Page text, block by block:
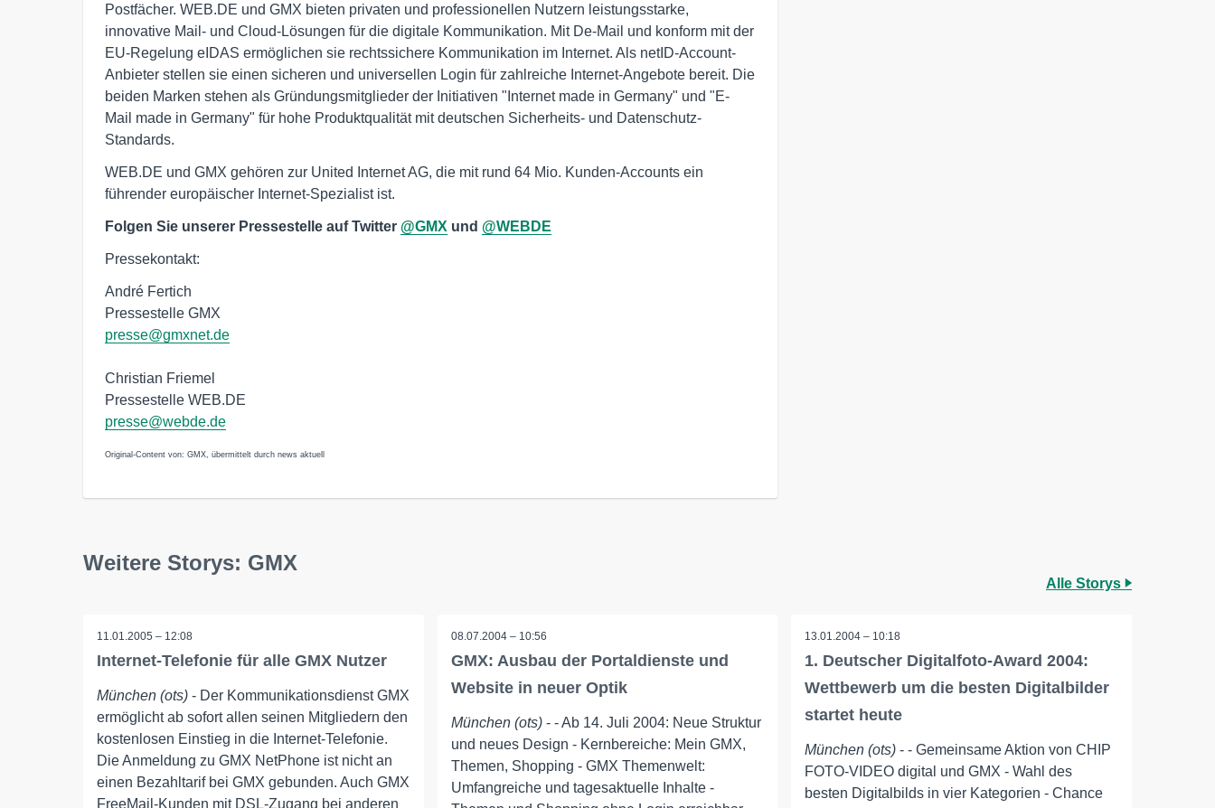
Postfächer. WEB.DE und GMX bieten privaten und professionellen Nutzern leistungsstarke,
innovative Mail- und Cloud-Lösungen für die digitale Kommunikation. Mit De-Mail und konform mit der
EU-Regelung eIDAS ermöglichen sie rechtssichere Kommunikation im Internet. Als netID-Account-
Anbieter stellen sie einen sicheren und universellen Login für zahlreiche Internet-Angebote bereit. Die
beiden Marken stehen als Gründungsmitglieder der Initiativen "Internet made in Germany" und "E-
Mail made in Germany" für hohe Produktqualität mit deutschen Sicherheits- und Datenschutz-
Standards.
WEB.DE und GMX gehören zur United Internet AG, die mit rund 64 Mio. Kunden-Accounts ein
führender europäischer Internet-Spezialist ist.
Folgen Sie unserer Pressestelle auf Twitter @GMX und @WEBDE
Pressekontakt:
André Fertich
Pressestelle GMX
presse@gmxnet.de
Christian Friemel
Pressestelle WEB.DE
presse@webde.de
Original-Content von: GMX, übermittelt durch news aktuell
Weitere Storys: GMX
Alle Storys
11.01.2005 – 12:08
Internet-Telefonie für alle GMX Nutzer
München (ots) - Der Kommunikationsdienst GMX
ermöglicht ab sofort allen seinen Mitgliedern den
kostenlosen Einstieg in die Internet-Telefonie.
Die Anmeldung zu GMX NetPhone ist nicht an
einen Bezahltarif bei GMX gebunden. Auch GMX
FreeMail-Kunden mit DSL-Zugang bei anderen
08.07.2004 – 10:56
GMX: Ausbau der Portaldienste und
Website in neuer Optik
München (ots)- - Ab 14. Juli 2004: Neue Struktur
und neues Design - Kernbereiche: Mein GMX,
Themen, Shopping - GMX Themenwelt:
Umfangreiche und tagesaktuelle Inhalte -
13.01.2004 – 10:18
1. Deutscher Digitalfoto-Award 2004:
Wettbewerb um die besten Digitalbilder
startet heute
München (ots) - - Gemeinsame Aktion von CHIP
FOTO-VIDEO digital und GMX - Wahl des
besten Digitalbilds in vier Kategorien - Chance